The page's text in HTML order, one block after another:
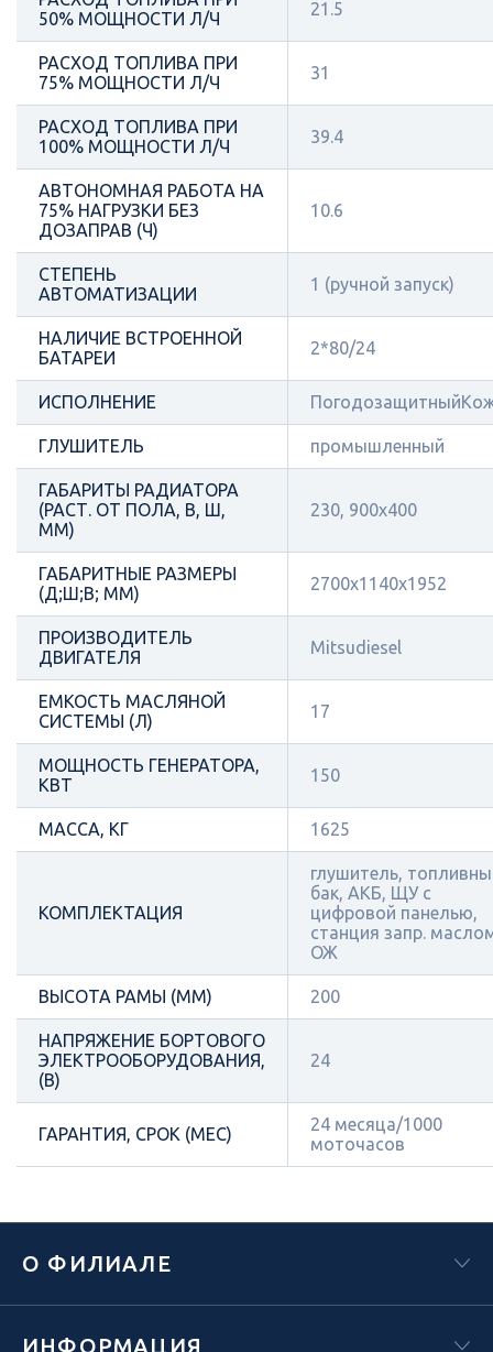
50% МОЩНОСТИ Л/Ч
21.5
РАСХОД ТОПЛИВА ПРИ
75% МОЩНОСТИ Л/Ч
31
РАСХОД ТОПЛИВА ПРИ
100% МОЩНОСТИ Л/Ч
39.4
АВТОНОМНАЯ РАБОТА НА
75% НАГРУЗКИ БЕЗ
ДОЗАПРАВ (Ч)
10.6
СТЕПЕНЬ
АВТОМАТИЗАЦИИ
1 (ручной запуск)
НАЛИЧИЕ ВСТРОЕННОЙ
БАТАРЕИ
2*80/24
ИСПОЛНЕНИЕ
ГЛУШИТЕЛЬ промышленный
ГАБАРИТЫ РАДИАТОРА
(РАСТ. ОТ ПОЛА, В, Ш,
ММ)
230, 900х400
ГАБАРИТНЫЕ РАЗМЕРЫ
(Д;Ш;В; ММ)
2700х1140х1952
ПРОИЗВОДИТЕЛЬ
ДВИГАТЕЛЯ
Mitsudiesel
ЕМКОСТЬ МАСЛЯНОЙ
СИСТЕМЫ (Л)
17
МОЩНОСТЬ ГЕНЕРАТОРА,
КВТ
150
МАССА, КГ 1625
КОМПЛЕКТАЦИЯ
глушитель,
бак, АКБ, ЩУ с
цифровой панелью,
станция запр.
ОЖ
ВЫСОТА РАМЫ (ММ) 200
НАПРЯЖЕНИЕ БОРТОВОГО
ЭЛЕКТРООБОРУДОВАНИЯ,
(В)
24
ГАРАНТИЯ, СРОК (МЕС)
24 месяца/1000
моточасов
О ФИЛИАЛЕ
ИНФОРМАЦИЯ